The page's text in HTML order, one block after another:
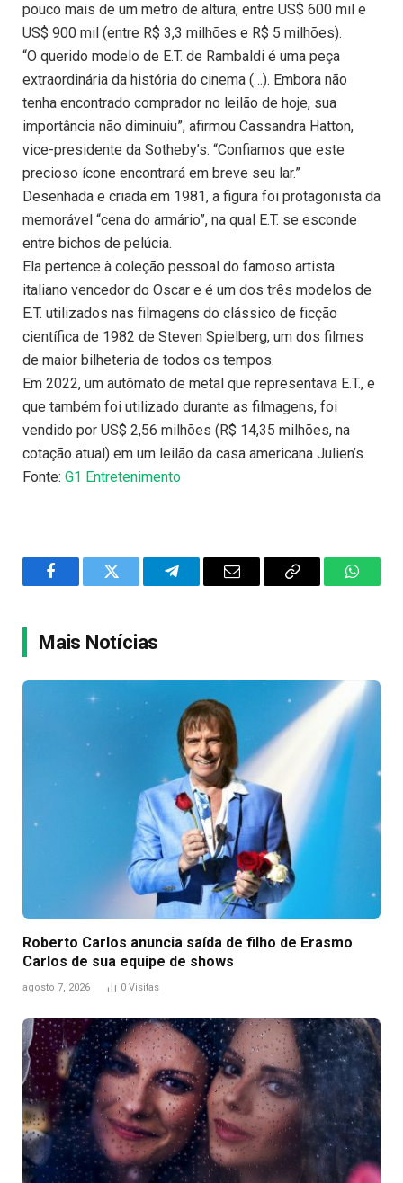
pouco mais de um metro de altura, entre US$ 600 mil e
US$ 900 mil (entre R$ 3,3 milhões e R$ 5 milhões).
“O querido modelo de E.T. de Rambaldi é uma peça
extraordinária da história do cinema (…). Embora não
tenha encontrado comprador no leilão de hoje, sua
importância não diminuiu”, afirmou Cassandra Hatton,
vice-presidente da Sotheby’s. “Confiamos que este
precioso ícone encontrará em breve seu lar.”
Desenhada e criada em 1981, a figura foi protagonista da
memorável “cena do armário”, na qual E.T. se esconde
entre bichos de pelúcia.
Ela pertence à coleção pessoal do famoso artista
italiano vencedor do Oscar e é um dos três modelos de
E.T. utilizados nas filmagens do clássico de ficção
científica de 1982 de Steven Spielberg, um dos filmes
de maior bilheteria de todos os tempos.
Em 2022, um autômato de metal que representava E.T., e
que também foi utilizado durante as filmagens, foi
vendido por US$ 2,56 milhões (R$ 14,35 milhões, na
cotação atual) em um leilão da casa americana Julien’s.
Fonte: G1 Entretenimento
FacebookTwitter TelegramEmail
Copy
Mais Notícias
Roberto Carlos anuncia saída de filho de Erasmo
Carlos de sua equipe de shows
agosto 7, 2026 0 Visitas